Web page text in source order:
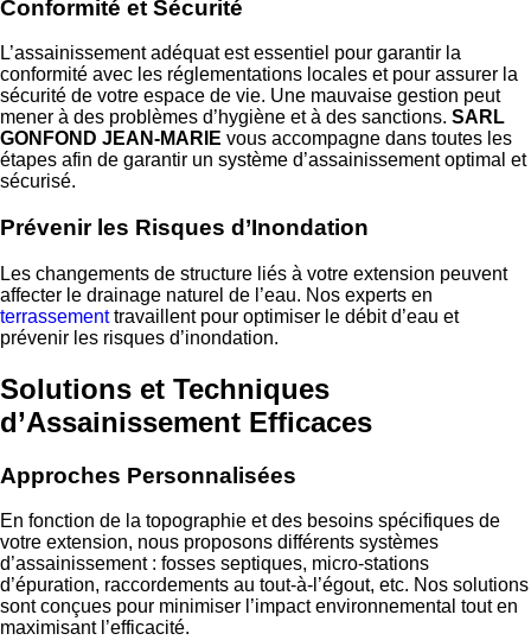
Conformité et Sécurité
L’assainissement adéquat est essentiel pour garantir la
conformité avec les réglementations locales et pour assurer la
sécurité de votre espace de vie. Une mauvaise gestion peut
mener à des problèmes d’hygiène et à des sanctions. SARL
GONFOND JEAN-MARIE vous accompagne dans toutes les
étapes afin de garantir un système d’assainissement optimal et
sécurisé.
Prévenir les Risques d’Inondation
Les changements de structure liés à votre extension peuvent
affecter le drainage naturel de l’eau. Nos experts en
terrassementtravaillent pour optimiser le débit d’eau et
prévenir les risques d’inondation.
Solutions et Techniques
d’Assainissement Efficaces
Approches Personnalisées
En fonction de la topographie et des besoins spécifiques de
votre extension, nous proposons différents systèmes
d’assainissement : fosses septiques, micro-stations
d’épuration, raccordements au tout-à-l’égout, etc. Nos solutions
sont conçues pour minimiser l’impact environnemental tout en
maximisant l’efficacité.